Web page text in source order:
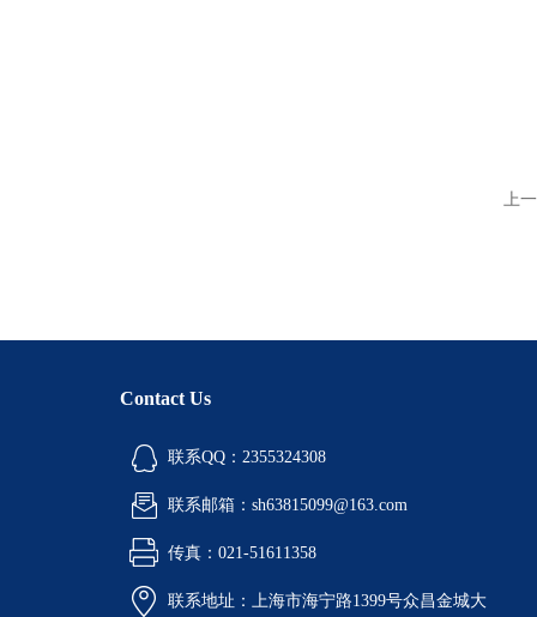
上
Contact Us
联系QQ：2355324308
联系邮箱：sh63815099@163.com
传真：021-51611358
联系地址：上海市海宁路1399号众昌金城大